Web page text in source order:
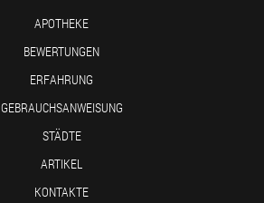
APOTHEKE
BEWERTUNGEN
ERFAHRUNG
GEBRAUCHSANWEISUNG
STÄDTE
ARTIKEL
KONTAKTE